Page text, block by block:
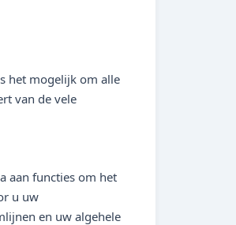
het mogelijk om alle
van de vele
aan functies om het
u uw
en uw algehele